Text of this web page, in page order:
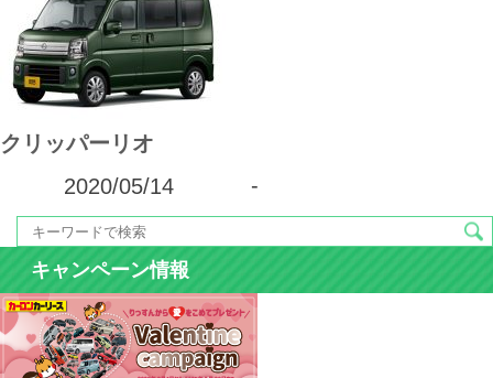
カーリース体験談
お役立ち記事
閉じる
クリッパーリオ
2020/05/14
-
キャンペーン情報